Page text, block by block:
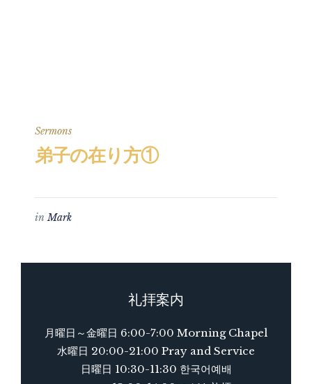
Sermons
弟子の在り方①
inMark
礼拝案内
月曜日～金曜日 6:00-7:00 Morning Chapel
水曜日 20:00-21:00 Pray and Service
日曜日 10:30-11:30 한국어예배